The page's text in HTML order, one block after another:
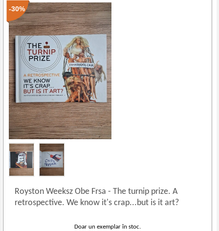
-30%
Royston Weeksz Obe Frsa- The turnip prize. A
retrospective. We know it's crap...but is it art?
Doar un exemplar în stoc.